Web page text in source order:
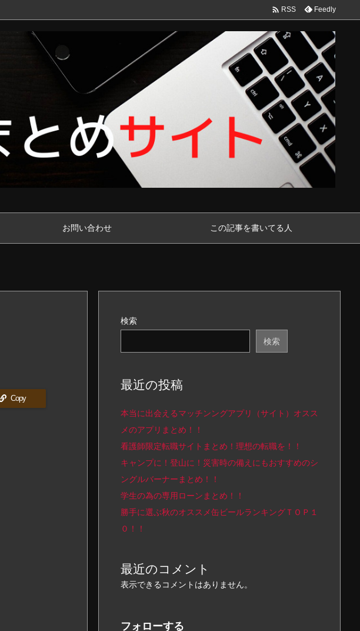
お問い合わせ この記事を書いてる人
 RSS Feedly
Copy
検索
検索
最近の投稿
本当に出会えるマッチンングアプリ（サイト）オスス
メのアプリまとめ！！
看護師限定転職サイトまとめ！理想の転職を！！
キャンプに！登山に！災害時の備えにもおすすめのシ
ングルバーナーまとめ！！
学生の為の専用ローンまとめ！！
勝手に選ぶ秋のオススメ缶ビールランキングＴＯＰ１
０！！
最近のコメント
表示できるコメントはありません。
フォローする